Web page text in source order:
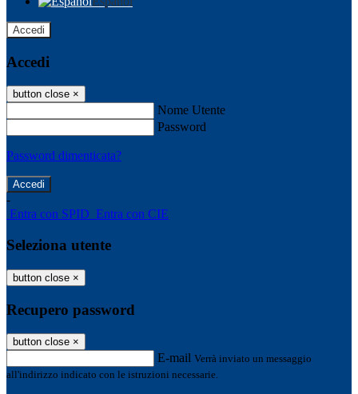
Accedi
Accedi
button close ×
Nome Utente
Password
Password dimenticata?
-
Entra con SPID Entra con CIE
Seleziona utente
button close ×
Recupero password
button close ×
E-mail Verrà inviato un messaggio
all'indirizzo indicato con le istruzioni necessarie.